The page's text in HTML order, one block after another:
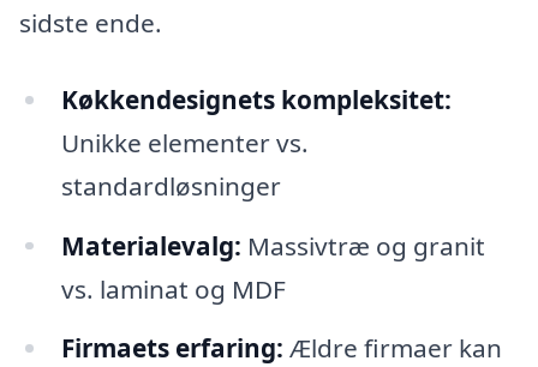
sidste ende.
Køkkendesignets kompleksitet:
Unikke elementer vs.
standardløsninger
Materialevalg: Massivtræ og granit
vs. laminat og MDF
Firmaets erfaring: Ældre firmaer kan